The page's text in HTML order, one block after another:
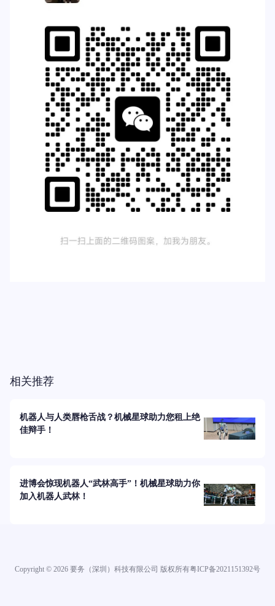
相关推荐
机器人与人类唇枪舌战？机械星球助力您租上绝
佳辩手！
进博会惊现机器人“武林高手”！机械星球助力你
加入机器人武林！
Copyright © 2026 要务（深圳）科技有限公司 版权所有粤ICP备2021151392号